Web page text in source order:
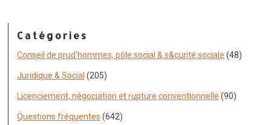
Catégories
Conseil de prud'hommes, pôle social & s&curité sociale (48)
Juridique & Social (205)
Licenciement, négociation et rupture conventionnelle (90)
Questions fréquentes (642)